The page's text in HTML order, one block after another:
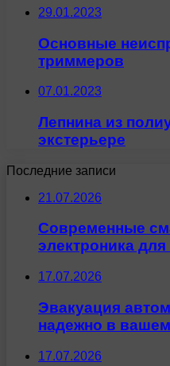
29.01.2023
Основные
триммеров
07.01.2023
Лепнина из
экстерьере
Последние записи
21.07.2026
Современные
электроника
17.07.2026
Эвакуация
надежно в
17.07.2026